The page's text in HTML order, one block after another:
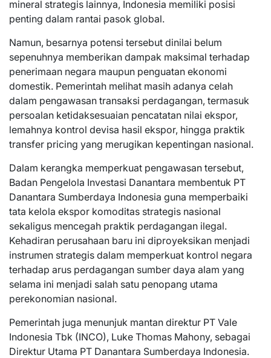
mineral strategis lainnya, Indonesia memiliki posisi
penting dalam rantai pasok global.
Namun, besarnya potensi tersebut dinilai belum
sepenuhnya memberikan dampak maksimal terhadap
penerimaan negara maupun penguatan ekonomi
domestik. Pemerintah melihat masih adanya celah
dalam pengawasan transaksi perdagangan, termasuk
persoalan ketidaksesuaian pencatatan nilai ekspor,
lemahnya kontrol devisa hasil ekspor, hingga praktik
transfer pricing yang merugikan kepentingan nasional.
Dalam kerangka memperkuat pengawasan tersebut,
Badan Pengelola Investasi Danantara membentuk PT
Danantara Sumberdaya Indonesia guna memperbaiki
tata kelola ekspor komoditas strategis nasional
sekaligus mencegah praktik perdagangan ilegal.
Kehadiran perusahaan baru ini diproyeksikan menjadi
instrumen strategis dalam memperkuat kontrol negara
terhadap arus perdagangan sumber daya alam yang
selama ini menjadi salah satu penopang utama
perekonomian nasional.
Pemerintah juga menunjuk mantan direktur PT Vale
Indonesia Tbk (INCO), Luke Thomas Mahony, sebagai
Direktur Utama PT Danantara Sumberdaya Indonesia.